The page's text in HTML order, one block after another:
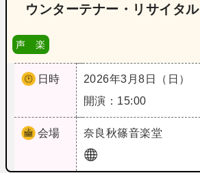
ウンターテナー・リサイタル
声 楽
日時
2026年3月8日（日）
開演：15:00
会場 奈良 秋篠音楽堂